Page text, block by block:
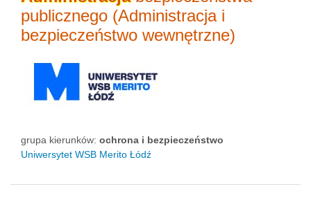
status uczelni
publicznego (Administracja i
bezpieczeństwo wewnętrzne)
grupa kierunków: ochrona i bezpieczeństwo
Uniwersytet WSB Merito Łódź